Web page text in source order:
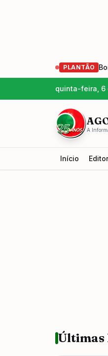
PLANTÃO
quinta-feira, 6
A
Início
Últimas